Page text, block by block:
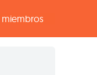
miembros